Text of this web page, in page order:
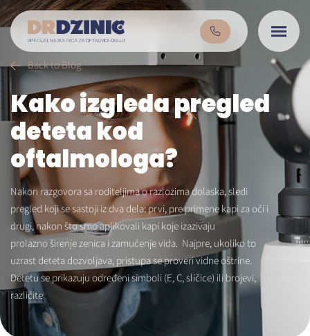
Back to Blog
Kako izgleda pregled
deteta kod
oftalmologa?
Nakon razgovora sa roditeljima o razlozima dolaska, sledi
pregled koji se sastoji iz dva dela: prvi, pre primene kapi za oči i
drugi, nakon što smo aplikovali kapi koje izazivaju
prolazno širenje zenica i zamućenje vida. Najpre, ukoliko to
uzrast deteta dozvoljava, pristupa se proveri vidne oštrine.
Detetu se prikazuju određeni simboli (E, C, sličice) ili brojevi,
različite